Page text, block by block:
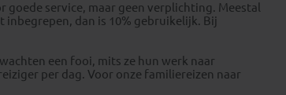
service, maar geen verplichting. Meestal
dan is 10% gebruikelijk. Bij
een fooi, mits ze hun werk naar
per dag. Voor onze familiereizen naar